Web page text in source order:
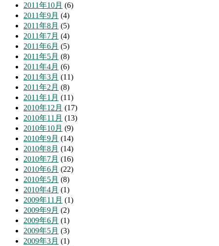
2011年10月 (6)
2011年9月 (4)
2011年8月 (5)
2011年7月 (4)
2011年6月 (5)
2011年5月 (8)
2011年4月 (6)
2011年3月 (11)
2011年2月 (8)
2011年1月 (11)
2010年12月 (17)
2010年11月 (13)
2010年10月 (9)
2010年9月 (14)
2010年8月 (14)
2010年7月 (16)
2010年6月 (22)
2010年5月 (8)
2010年4月 (1)
2009年11月 (1)
2009年9月 (2)
2009年6月 (1)
2009年5月 (3)
2009年3月 (1)